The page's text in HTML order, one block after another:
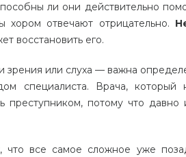
ли они действительно
хором отвечают отрицательно.
восстановить его.
или слуха — важна
специалиста. Врача,
потому что давно
что все самое сложное уже